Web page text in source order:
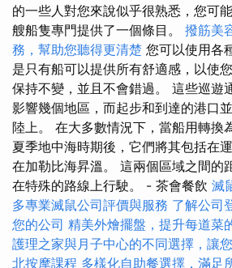
的一些人對您來說似乎很熟悉，您可
艘船隻專門提供了一個條目。 撥筋美
務，幫助您聽得更清楚 您可以使用各
是只有船可以提供所有舒適感，以使
保持不變，並且不會錯過。 這些巡遊
影響幾個地區，而起步和到達的港口
陸上。 在大多數情況下，當船用轉換
夏季地中海時期後，它們將其包括在
在加勒比海昇溫。 這兩個區域之間的
在特殊的路線上行駛。 - 茶會餐飲 滅
多專業滅鼠公司評價與服務 了解公司
您的公司 精美外燴擺盤，提升每道菜
護理之家與月子中心的不同選擇，讓
北按摩課程 多樣化自助餐選擇，滿足